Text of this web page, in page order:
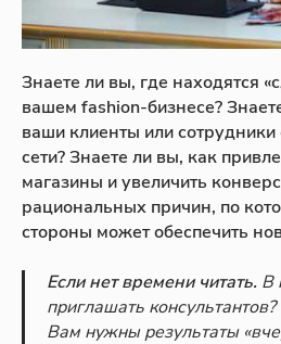
Знаете ли вы, где находятся
вашем fashion-бизнесе?
ваши клиенты или
сети? Знаете ли вы, как
магазины и увеличить
рациональных причин, по
стороны может обеспечить
Если нет времени читать. В
приглашать консультантов?
Вам нужны результаты